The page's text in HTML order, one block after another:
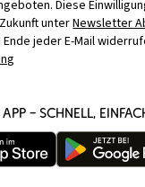
Diese
unterNewsletter
jeder E-Mail
– SCHNELL,